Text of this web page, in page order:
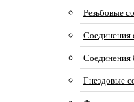
Резьбовые
Соединения
Соединения
Гнездовые